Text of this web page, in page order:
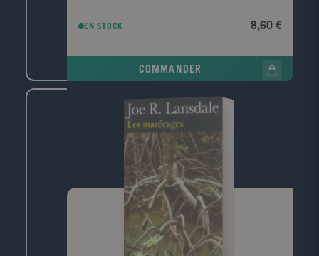
conteneurs." Le corps d'un homme est retrouvé au
police, elle prend le train pour Le Havre, ville de son
longtemps. Durant ce jour de retour, cherchant à
comprendre ce qui la lie à ce mort dont elle ignore
tout, elle va exhumer ses souvenirs mais aussi la
mémoire de cette ville traumatisée par la guerre, ce
qui a disparu, ce qui a survécu, et raviver les vestiges
d'un amour adolescent.
EN STOCK 8,60 €
COMMANDER